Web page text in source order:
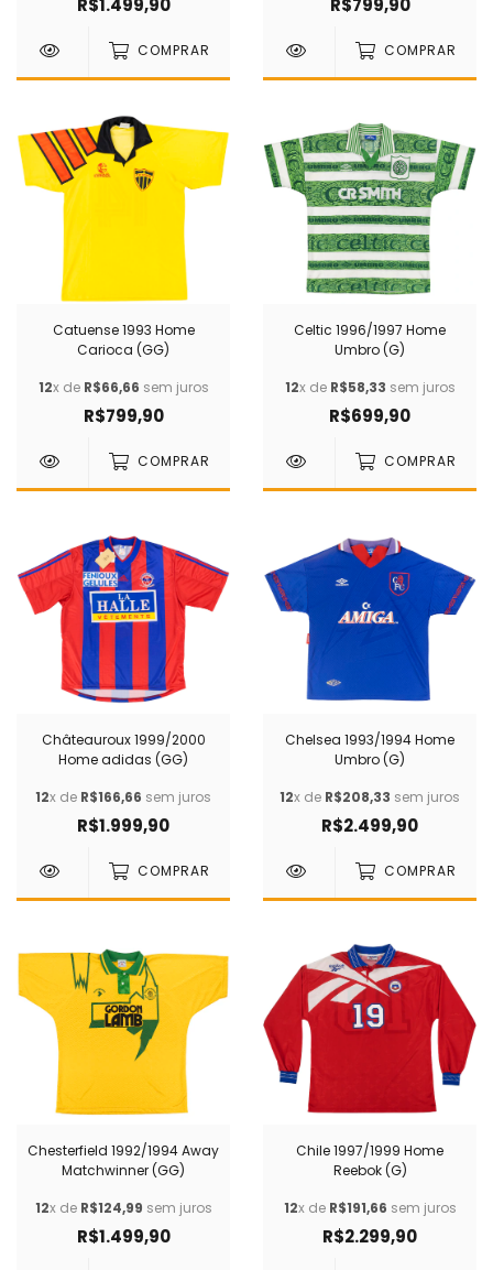
R$1.499,90
COMPRAR
R$799,90
COMPRAR
Catuense 1993 Home
Carioca (GG)
12x de R$66,66 sem juros
R$799,90
COMPRAR
Celtic 1996/1997 Home
Umbro (G)
12x de R$58,33 sem juros
R$699,90
COMPRAR
Châteauroux 1999/2000
Home adidas (GG)
12x de R$166,66 sem juros
R$1.999,90
COMPRAR
Chelsea 1993/1994 Home
Umbro (G)
12x de R$208,33 sem juros
R$2.499,90
COMPRAR
Chesterfield 1992/1994 Away
Matchwinner (GG)
12x de R$124,99 sem juros
R$1.499,90
Chile 1997/1999 Home
Reebok (G)
12x de R$191,66 sem juros
R$2.299,90